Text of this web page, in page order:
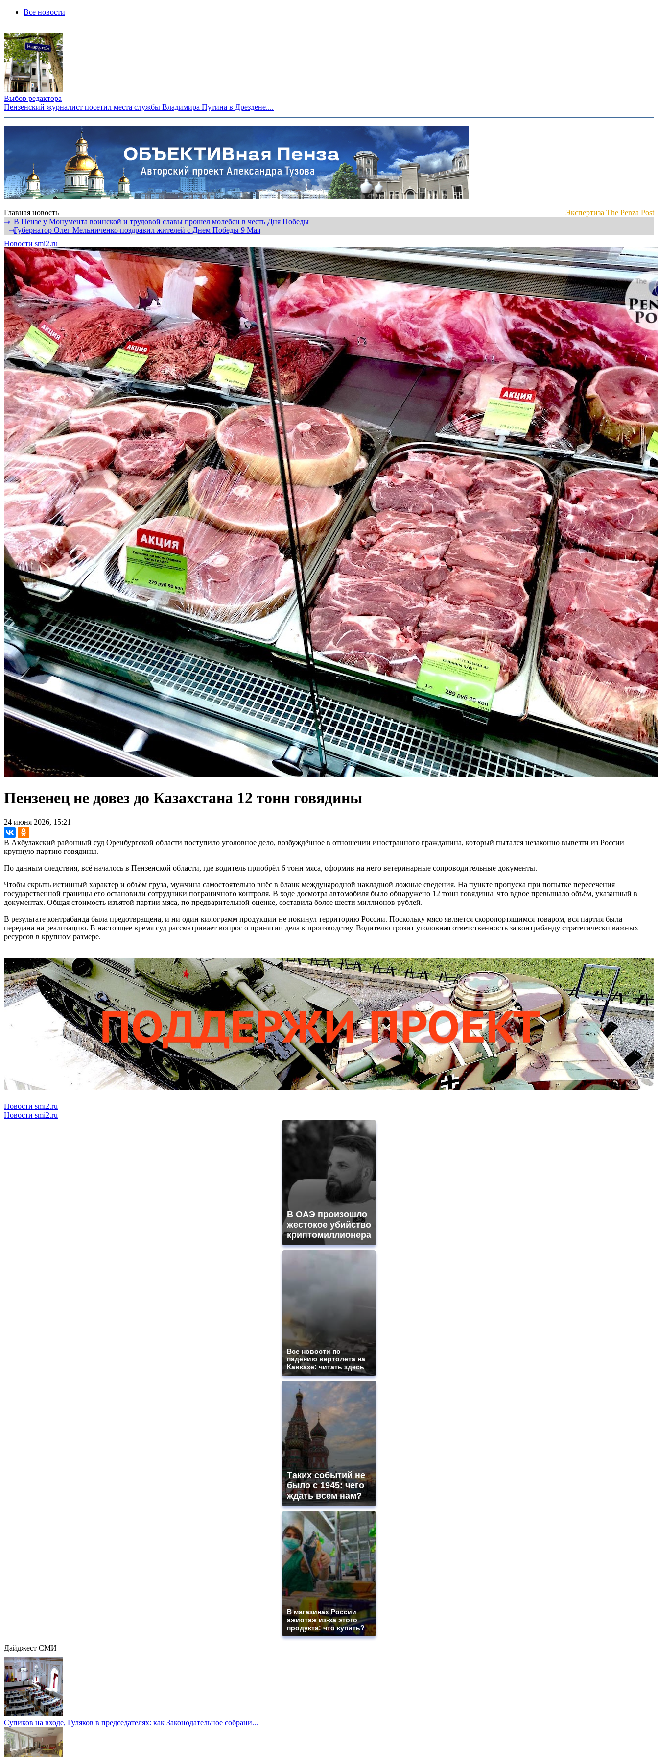
Все новости
Выбор редактора
Пензенский журналист посетил места службы Владимира Путина в Дрездене....
Главная новость
Экспертиза The Penza Post
⇾ В Пензе у Монумента воинской и трудовой славы прошел молебен в честь Дня Победы
⇾Губернатор Олег Мельниченко поздравил жителей с Днем Победы 9 Мая
Новости smi2.ru
Пензенец не довез до Казахстана 12 тонн говядины
24 июня 2026, 15:21
В Акбулакский районный суд Оренбургской области поступило уголовное дело, возбуждённое в отношении иностранного гражданина, который пытался незаконно вывезти из России
крупную партию говядины.
По данным следствия, всё началось в Пензенской области, где водитель приобрёл 6 тонн мяса, оформив на него ветеринарные сопроводительные документы.
Чтобы скрыть истинный характер и объём груза, мужчина самостоятельно внёс в бланк международной накладной ложные сведения. На пункте пропуска при попытке пересечения
государственной границы его остановили сотрудники пограничного контроля. В ходе досмотра автомобиля было обнаружено 12 тонн говядины, что вдвое превышало объём, указанный в
документах. Общая стоимость изъятой партии мяса, по предварительной оценке, составила более шести миллионов рублей.
В результате контрабанда была предотвращена, и ни один килограмм продукции не покинул территорию России. Поскольку мясо является скоропортящимся товаром, вся партия была
передана на реализацию. В настоящее время суд рассматривает вопрос о принятии дела к производству. Водителю грозит уголовная ответственность за контрабанду стратегически важных
ресурсов в крупном размере.
Новости smi2.ru
Новости smi2.ru
В ОАЭ произошло
жестокое убийство
криптомиллионера
Все новости по
падению вертолета на
Кавказе: читать здесь
Таких событий не
было с 1945: чего
ждать всем нам?
В магазинах России
ажиотаж из-за этого
продукта: что купить?
Дайджест СМИ
Супиков на входе, Гуляков в председателях: как Законодательное собрани...